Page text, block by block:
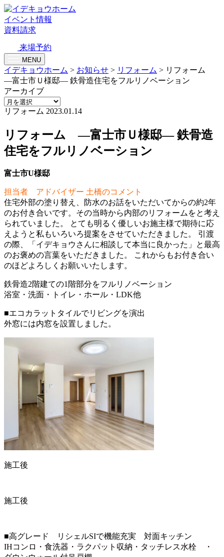
イベント情報
資料請求
来場予約
MENU
イデキョウホーム > お知らせ > リフォーム > リフォーム
—富士市Ｕ様邸— 鉄骨造住宅をフルリノベーション
アーカイブ
リフォーム 2023.01.14
リフォーム —富士市Ｕ様邸— 鉄骨造
住宅をフルリノベーション
富士市U様邸
担当者 アドバイザー 土橋のコメント
住宅外部の塗り替え、防水のお話をいただいてからの約2年
のお付き合いです。その当時から内部のリフォームをと考え
られていました。 とても明るく優しいお施主様で期待に応
えようと私もいろいろ提案をさせていただきました。 引渡
の際、「イデキョウさんに相談して本当に良かった」と最高
のお褒めの言葉をいただきました。 これからもお付き合い
のほどよろしくお願いいたします。
鉄骨造2階建ての1階部分をフルリノベーション
浴室・洗面・トイレ・ホール・LDK他
■エコカラットタイルでリビングを演出
外窓には内窓を設置しました。
施工後
施工後
■高グレード リシェルSIで機能充実 対面キッチン
IHコンロ・食洗器・ラクパット収納・タッチレス水栓 ・